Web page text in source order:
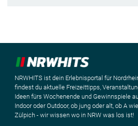
NRWHITS ist dein Erlebnisportal für
findest du aktuelle Freizeittipps,
Ideen fürs Wochenende und Gewinnspiele
Indoor oder Outdoor, ob jung oder alt, ob A
Zülpich - wir wissen wo in NRW was los ist!